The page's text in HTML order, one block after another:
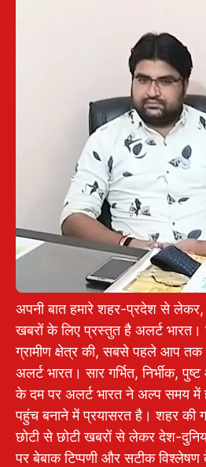
अपनी बात हमारे शहर-प्रदेश से
खबरों के लिए प्रस्तुत है अलर्ट भारत।
ग्रामीण क्षेत्र की, सबसे पहले आप तक
अलर्ट भारत। सार गर्भित, निर्भीक,
के दम पर अलर्ट भारत ने अल्प समय में
पहुंच बनाने में प्रयासरत है। शहर की
छोटी से छोटी खबरों से लेकर देश-
पर बेबाक टिप्पणी और सटीक विश्लेषण